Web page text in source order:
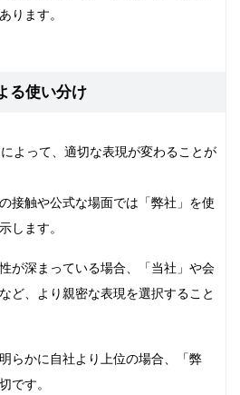
ります。
る使い分け
よって、適切な表現が変わることが
接触や公式な場面では「弊社」を使
します。
が深まっている場合、「当社」や会
ど、より親密な表現を選択すること
らかに自社より上位の場合、「弊
です。